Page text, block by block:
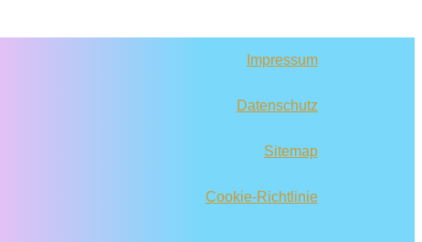
Impressum
Datenschutz
Sitemap
Cookie-Richtlinie